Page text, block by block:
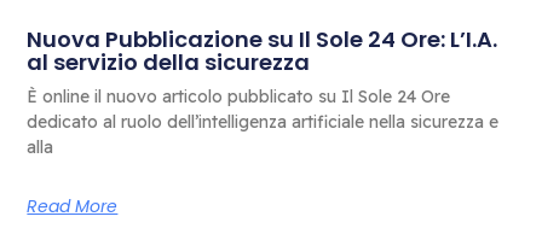
Nuova Pubblicazione su Il Sole 24 Ore: L’I.A.
al servizio della sicurezza
È online il nuovo articolo pubblicato su Il Sole 24 Ore
dedicato al ruolo dell’intelligenza artificiale nella sicurezza e
alla
Read More